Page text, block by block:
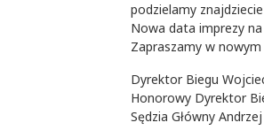
podzielamy
Nowa data imprezy
Zapraszamy w
Dyrektor Biegu
Honorowy Dyrektor
Sędzia Główny